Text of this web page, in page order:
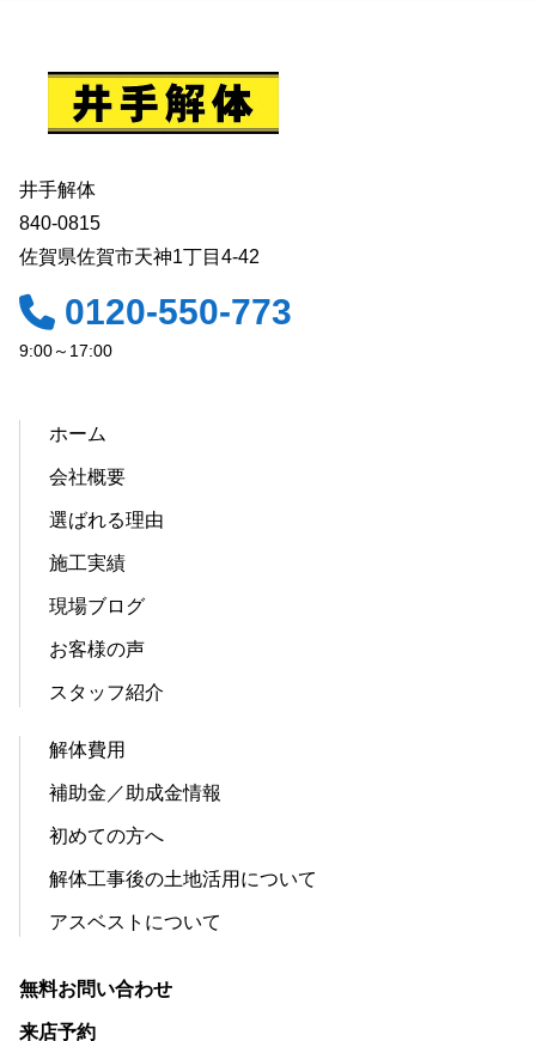
井手解体
840-0815
佐賀県佐賀市天神1丁目4-42
0120-550-773
9:00～17:00
ホーム
会社概要
選ばれる理由
施工実績
現場ブログ
お客様の声
スタッフ紹介
解体費用
補助金／助成金情報
初めての方へ
解体工事後の土地活用について
アスベストについて
無料お問い合わせ
来店予約